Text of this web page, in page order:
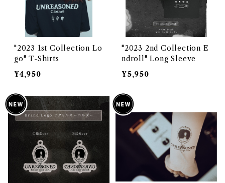
"2023 1st Collection Lo
go" T-Shirts
¥4,950
"2023 2nd Collection E
ndroll" Long Sleeve
¥5,950